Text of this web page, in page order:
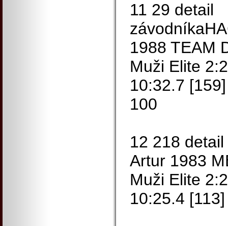
11 29 detail
1988 TEAM
Muži Elite
10:32.7
100
12 218
Artur 1983
Muži Elite
10:25.4